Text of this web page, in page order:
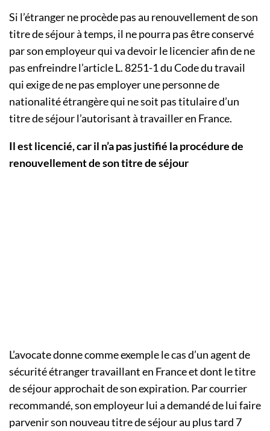
Si l’étranger ne procède pas au renouvellement de son
titre de séjour à temps, il ne pourra pas être conservé
par son employeur qui va devoir le licencier afin de ne
pas enfreindre l’article L. 8251-1 du Code du travail
qui exige de ne pas employer une personne de
nationalité étrangère qui ne soit pas titulaire d’un
titre de séjour l’autorisant à travailler en France.
Il est licencié, car il n’a pas justifié la procédure de
renouvellement de son titre de séjour
L’avocate donne comme exemple le cas d’un agent de
sécurité étranger travaillant en France et dont le titre
de séjour approchait de son expiration. Par courrier
recommandé, son employeur lui a demandé de lui faire
parvenir son nouveau titre de séjour au plus tard 7